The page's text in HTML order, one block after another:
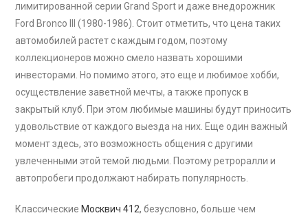
лимитированной серии Grand Sport и даже внедорожник
Ford Bronco III (1980-1986). Стоит отметить, что цена таких
автомобилей растет с каждым годом, поэтому
коллекционеров можно смело назвать хорошими
инвесторами. Но помимо этого, это еще и любимое хобби,
осуществление заветной мечты, а также пропуск в
закрытый клуб. При этом любимые машины будут приносить
удовольствие от каждого выезда на них. Еще один важный
момент здесь, это возможность общения с другими
увлеченными этой темой людьми. Поэтому ретроралли и
автопробеги продолжают набирать популярность.
Классические Москвич 412, безусловно, больше чем